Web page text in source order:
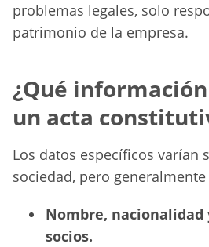
problemas legales, solo
patrimonio de la empresa.
¿Qué
un acta
Los datos específicos varían
sociedad, pero
Nombre,
socios.